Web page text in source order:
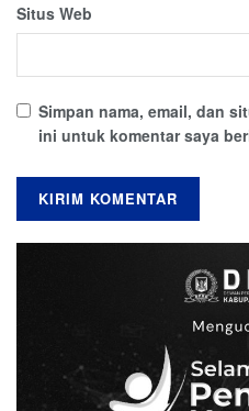
Situs Web
Simpan nama, email, dan
ini untuk komentar saya